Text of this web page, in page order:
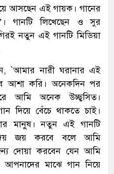
আসছেন এই গায়ক। গানের
গানটি লিখেছেন ও সুর
নতুন এই গানটি মিডিয়া
`আমার নারী ঘরানার এই
আশা করি। অনেকদিন পর
আমি অনেক উচ্ছ্বসিত।
দিয়ে বেঁচে থাকতে চাই।
মানুষ। নতুন এই গানটি
জয় করবে বলে আমি
দোয়া করবেন যেন আমি
আপনাদের মাঝে গান নিয়ে